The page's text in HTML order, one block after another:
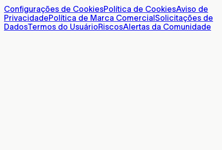
Configurações de CookiesPolítica de CookiesAviso de
PrivacidadePolítica de Marca ComercialSolicitações de
DadosTermos do UsuárioRiscosAlertas da Comunidade